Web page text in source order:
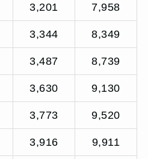
3,201 7,958
3,344 8,349
3,487 8,739
3,630 9,130
3,773 9,520
3,916 9,911